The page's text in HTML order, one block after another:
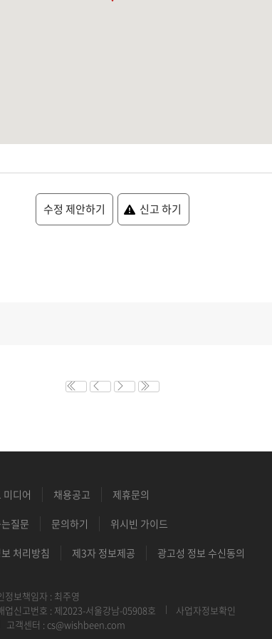
수정 제안하기 신고 하기
미디어 채용공고 제휴문의
질문 문의하기 위시빈 가이드
처리방침 제3자 정보제공 광고성 정보 수신동의
정보책임자 : 최주영
업신고번호 : 제2023-서울강남-05908호
사업자정보확인
고객센터 : cs@wishbeen.com